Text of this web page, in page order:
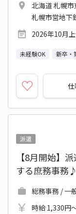
北海道 札幌市
札幌市営地下
2026年10月
未経験OK 新卒・
派遣
【8月開始】
する庶務事務♪
総務事務 / 一
時給 1,330円